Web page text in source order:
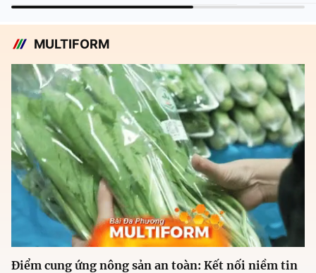
MULTIFORM
Điểm cung ứng nông sản an toàn: Kết nối niềm tin